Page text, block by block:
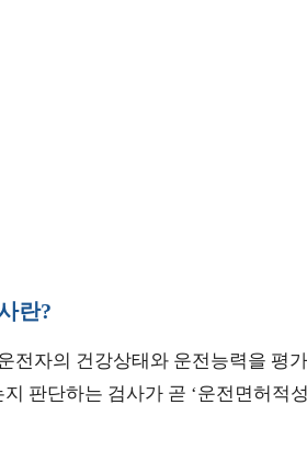
란?
전자의 건강상태와 운전능력을 평
판단하는 검사가 곧 ‘운전면허적